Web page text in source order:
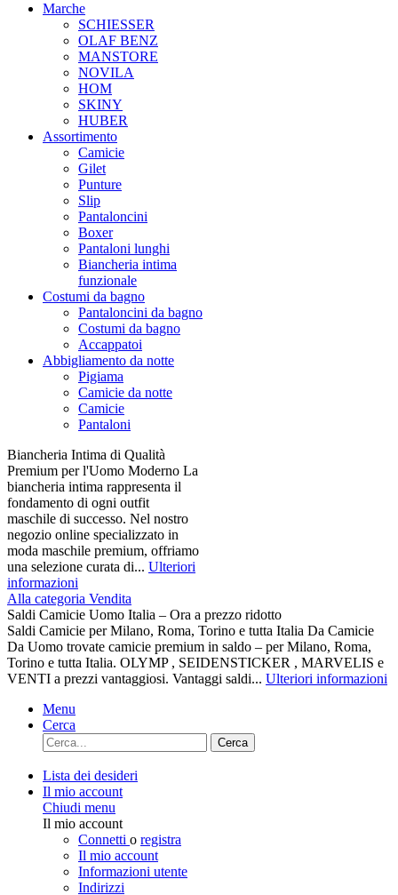
Marche
SCHIESSER
OLAF BENZ
MANSTORE
NOVILA
HOM
SKINY
HUBER
Assortimento
Camicie
Gilet
Punture
Slip
Pantaloncini
Boxer
Pantaloni lunghi
Biancheria intima
funzionale
Costumi da bagno
Pantaloncini da bagno
Costumi da bagno
Accappatoi
Abbigliamento da notte
Pigiama
Camicie da notte
Camicie
Pantaloni
Biancheria Intima di Qualità
Premium per l'Uomo Moderno La
biancheria intima rappresenta il
fondamento di ogni outfit
maschile di successo. Nel nostro
negozio online specializzato in
moda maschile premium, offriamo
una selezione curata di... Ulteriori
informazioni
Alla categoria Vendita
Saldi Camicie Uomo Italia – Ora a prezzo ridotto
Saldi Camicie per Milano, Roma, Torino e tutta Italia Da Camicie
Da Uomo trovate camicie premium in saldo – per Milano, Roma,
Torino e tutta Italia. OLYMP , SEIDENSTICKER , MARVELIS e
VENTI a prezzi vantaggiosi. Vantaggi saldi... Ulteriori informazioni
Menu
Cerca
Cerca
Lista dei desideri
Il mio account
Chiudi menu
Il mio account
Connetti o registra
Il mio account
Informazioni utente
Indirizzi